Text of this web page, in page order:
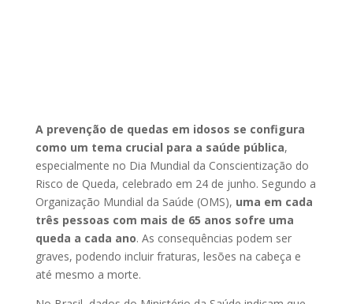
A prevenção de quedas em idosos se configura
como um tema crucial para a saúde pública,
especialmente no Dia Mundial da Conscientização do
Risco de Queda, celebrado em 24 de junho. Segundo a
Organização Mundial da Saúde (OMS), uma em cada
três pessoas com mais de 65 anos sofre uma
queda a cada ano. As consequências podem ser
graves, podendo incluir fraturas, lesões na cabeça e
até mesmo a morte.